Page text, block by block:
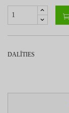
DALĪTIES